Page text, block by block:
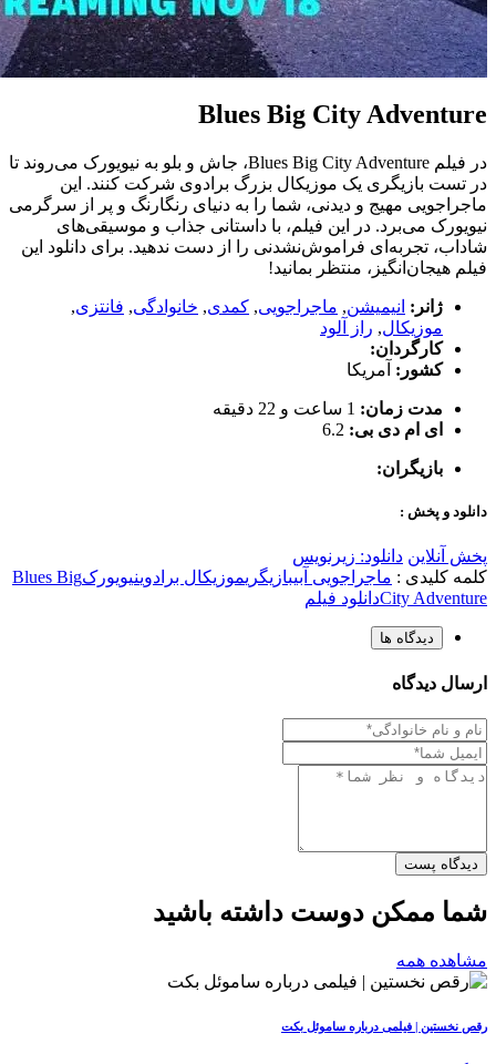
Blues Big City Adventure
در فیلم Blues Big City Adventure، جاش و بلو به نیویورک می‌روند تا
در تست بازیگری یک موزیکال بزرگ برادوی شرکت کنند. این
ماجراجویی مهیج و دیدنی، شما را به دنیای رنگارنگ و پر از سرگرمی
نیویورک می‌برد. در این فیلم، با داستانی جذاب و موسیقی‌های
شاداب، تجربه‌ای فراموش‌نشدنی را از دست ندهید. برای دانلود این
فیلم هیجان‌انگیز، منتظر بمانید!
ژانر: انیمیشن, ماجراجویی, کمدی, خانوادگی, فانتزی,
موزیکال, راز آلود
کارگردان:
کشور: آمریکا
مدت زمان: 1 ساعت و 22 دقیقه
ای ام دی بی: 6.2
بازیگران:
دانلود و پخش :
پخش آنلاین دانلود: زیرنویس
کلمه کلیدی : ماجراجویی آبیبازیگریموزیکال برادوینیویورکBlues Big
City Adventureدانلود فیلم
دیدگاه ها
ارسال دیدگاه
دیدگاه پست
شما ممکن دوست داشته باشید
مشاهده همه
رقص نخستین | فیلمی درباره ساموئل بکت